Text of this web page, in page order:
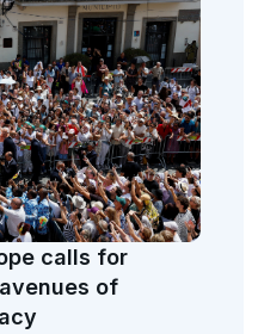
calls for
of